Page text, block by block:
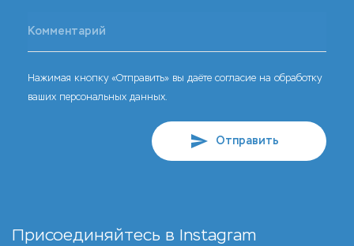
Нажимая кнопку «Отправить» вы даёте согласие на обработку
ваших персональных данных.
Отправить
Присоединяйтесь в Instagram